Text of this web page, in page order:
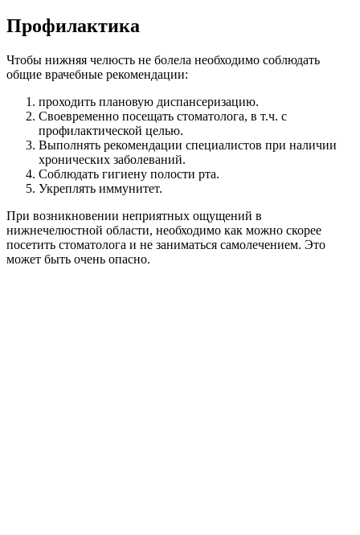
Профилактика
Чтобы нижняя челюсть не болела необходимо соблюдать
общие врачебные рекомендации:
проходить плановую диспансеризацию.
Своевременно посещать стоматолога, в т.ч. с
профилактической целью.
Выполнять рекомендации специалистов при наличии
хронических заболеваний.
Соблюдать гигиену полости рта.
Укреплять иммунитет.
При возникновении неприятных ощущений в
нижнечелюстной области, необходимо как можно скорее
посетить стоматолога и не заниматься самолечением. Это
может быть очень опасно.